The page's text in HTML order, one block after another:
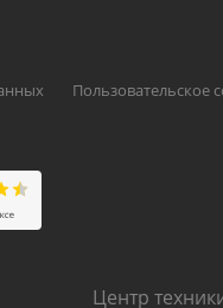
Пользовательское
Центр